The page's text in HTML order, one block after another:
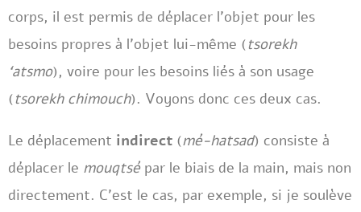
corps, il est permis de déplacer l’objet pour les
besoins propres à l’objet lui-même (tsorekh
‘atsmo), voire pour les besoins liés à son usage
(tsorekh chimouch). Voyons donc ces deux cas.
Le déplacement indirect (mé-hatsad) consiste à
déplacer le mouqtsépar le biais de la main, mais non
directement. C’est le cas, par exemple, si je soulève